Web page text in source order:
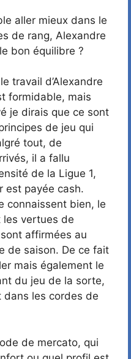
aller mieux dans le
de rang, Alexandre
bon équilibre ?
travail d’Alexandre
formidable, mais
je dirais que ce sont
de jeu qui
tout, de
il a fallu
de la Ligue 1,
est payée cash.
connaissent bien, le
les vertues de
affirmées au
de saison. De ce fait
mais également le
du jeu de la sorte,
les cordes de
de mercato, qui